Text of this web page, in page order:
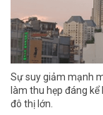
Sự suy giảm mạnh
làm thu hẹp đáng
đô thị lớn.